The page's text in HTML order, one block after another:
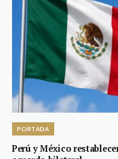
PORTADA
Perú y México